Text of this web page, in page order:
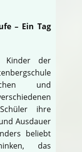
– Ein Tag
der
und
ihre
Ausdauer
beliebt
das